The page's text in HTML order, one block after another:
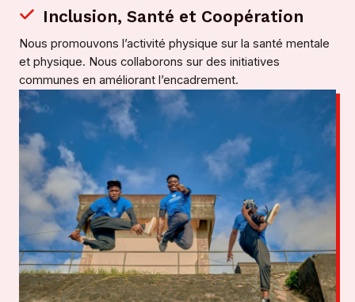
Inclusion, Santé et Coopération
Nous promouvons l’activité physique sur la santé mentale
et physique. Nous collaborons sur des initiatives
communes en améliorant l’encadrement.